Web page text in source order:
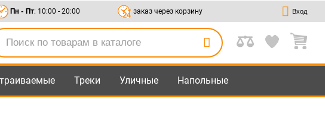
Пн - Пт: 10:00 - 20:00 заказ через корзину Вход
Треки Уличные Напольные